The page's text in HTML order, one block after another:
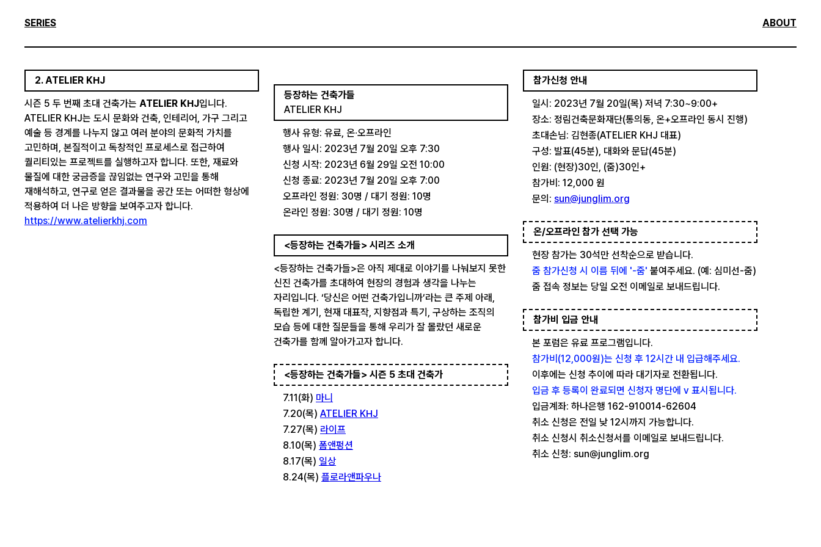
SERIES ABOUT
2. ATELIER KHJ
시즌 5 두 번째 초대 건축가는 ATELIER KHJ입니다.
ATELIER KHJ는 도시 문화와 건축, 인테리어, 가구 그리고
예술 등 경계를 나누지 않고 여러 분야의 문화적 가치를
고민하며, ​본질적이고 독창적인 프로세스로 접근하여
퀄리티있는 프로젝트를 실행하고자 합니다. 또한, 재료와
물질에 대한 궁금증을 끊임없는 연구와 고민을 통해
재해석하고, 연구로 얻은 결과물을 공간 또는 어떠한 형상에
적용하여 더 나은 방향을 보여주고자 합니다.
https://www.atelierkhj.com
등장하는 건축가들
ATELIER KHJ
행사 유형: 유료, 온∙오프라인
행사 일시: 2023년 7월 20일 오후 7:30
신청 시작: 2023년 6월 29일 오전 10:00
신청 종료: 2023년 7월 20일 오후 7:00
오프라인 정원: 30명 / 대기 정원: 10명
온라인 정원: 30명 / 대기 정원: 10명
<등장하는 건축가들> 시리즈 소개
<등장하는 건축가들>은 아직 제대로 이야기를 나눠보지 못한
신진 건축가를 초대하여 현장의 경험과 생각을 나누는
자리입니다. ‘당신은 어떤 건축가입니까’라는 큰 주제 아래,
독립한 계기, 현재 대표작, 지향점과 특기, 구상하는 조직의
모습 등에 대한 질문들을 통해 우리가 잘 몰랐던 새로운
건축가를 함께 알아가고자 합니다.
<등장하는 건축가들> 시즌 5 초대 건축가
7.11(화) 마니
7.20(목) ATELIER KHJ
7.27(목) 라이프
8.10(목) 폼앤펑션
8.17(목) 일상
8.24(목) 플로라앤파우나
참가신청 안내
일시: 2023년 7월 20일(목) 저녁 7:30~9:00+
장소: 정림건축문화재단(통의동, 온+오프라인 동시 진행)
초대손님: 김현종(ATELIER KHJ 대표)
구성: 발표(45분), 대화와 문답(45분)
인원: (현장)30인, (줌)30인+
참가비: 12,000 원
문의: sun@junglim.org
온/오프라인 참가 선택 가능
현장 참가는 30석만 선착순으로 받습니다.
줌 참가신청 시 이름 뒤에 '-줌' 붙여주세요. (예: 심미선-줌)
줌 접속 정보는 당일 오전 이메일로 보내드립니다.
참가비 입금 안내
본 포럼은 유료 프로그램입니다.
참가비(12,000원)는 신청 후 12시간 내 입급해주세요.
이후에는 신청 추이에 따라 대기자로 전환됩니다.
입금 후 등록이 완료되면 신청자 명단에 v 표시됩니다.
입금계좌: 하나은행 162-910014-62604
취소 신청은 전일 낮 12시까지 가능합니다.
취소 신청시 취소신청서를 이메일로 보내드립니다.
취소 신청: sun@junglim.org